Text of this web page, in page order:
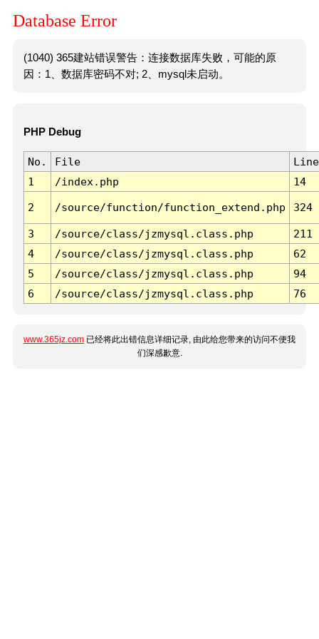
Database Error
(1040) 365建站错误警告：连接数据库失败，可能的原
因：1、数据库密码不对; 2、mysql未启动。
PHP Debug
No. File
Line
1
/index.php 14
2 /source/function/function_extend.php 324
3 /source/class/jzmysql.class.php
211
4
/source/class/jzmysql.class.php
62
5
/source/class/jzmysql.class.php
94
6
/source/class/jzmysql.class.php 76
www.365jz.com 已经将此出错信息详细记录, 由此给您带来的访问不便我
们深感歉意.